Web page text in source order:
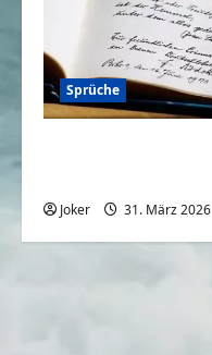
Sprüche
Joker 31. März 2026